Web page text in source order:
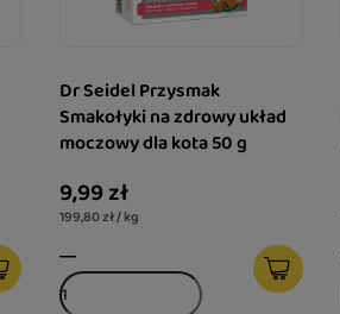
Dr Seidel Przysmak
Smakołyki na zdrowy układ
moczowy dla kota 50 g
9,99 zł
199,80 zł / kg